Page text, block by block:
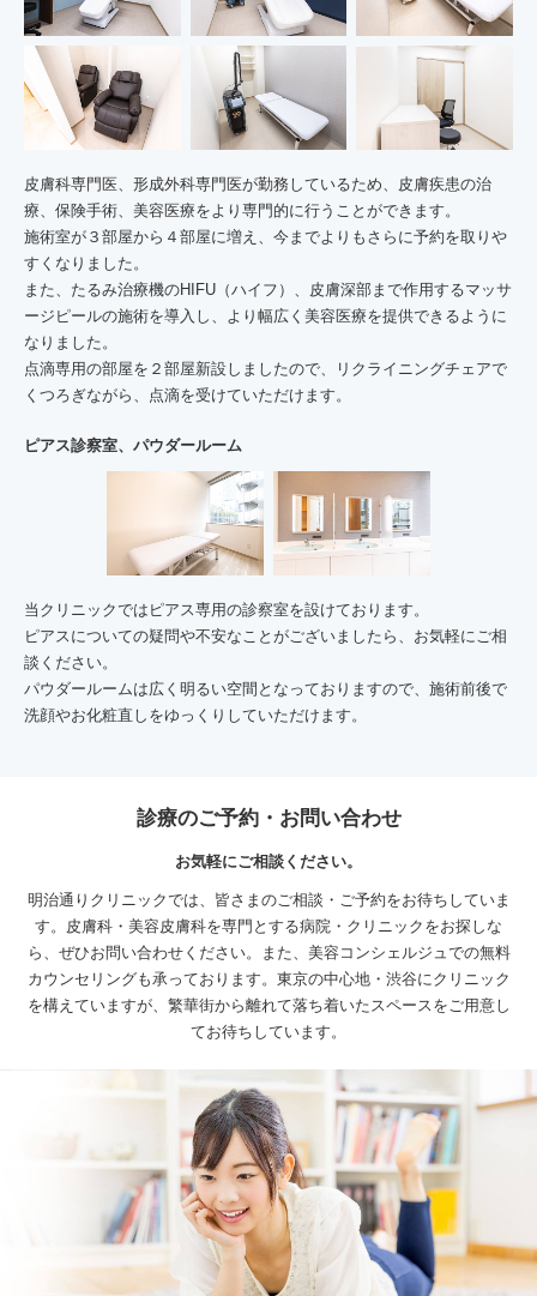
皮膚科専門医、形成外科専門医が勤務しているため、皮膚疾患の治
療、保険手術、美容医療をより専門的に行うことができます。
施術室が３部屋から４部屋に増え、今までよりもさらに予約を取りや
すくなりました。
また、たるみ治療機のHIFU（ハイフ）、皮膚深部まで作用するマッサ
ージピールの施術を導入し、より幅広く美容医療を提供できるように
なりました。
点滴専用の部屋を２部屋新設しましたので、リクライニングチェアで
くつろぎながら、点滴を受けていただけます。
ピアス診察室、パウダールーム
当クリニックではピアス専用の診察室を設けております。
ピアスについての疑問や不安なことがございましたら、お気軽にご相
談ください。
パウダールームは広く明るい空間となっておりますので、施術前後で
洗顔やお化粧直しをゆっくりしていただけます。
診療のご予約・お問い合わせ
お気軽にご相談ください。
明治通りクリニックでは、皆さまのご相談・ご予約をお待ちしていま
す。皮膚科・美容皮膚科を専門とする病院・クリニックをお探しな
ら、ぜひお問い合わせください。
また、美容コンシェルジュでの無料
カウンセリングも承っております。 東京の中心地・渋谷にクリニック
を構えていますが、繁華街から離れて落ち着いたスペースをご用意し
てお待ちしています。